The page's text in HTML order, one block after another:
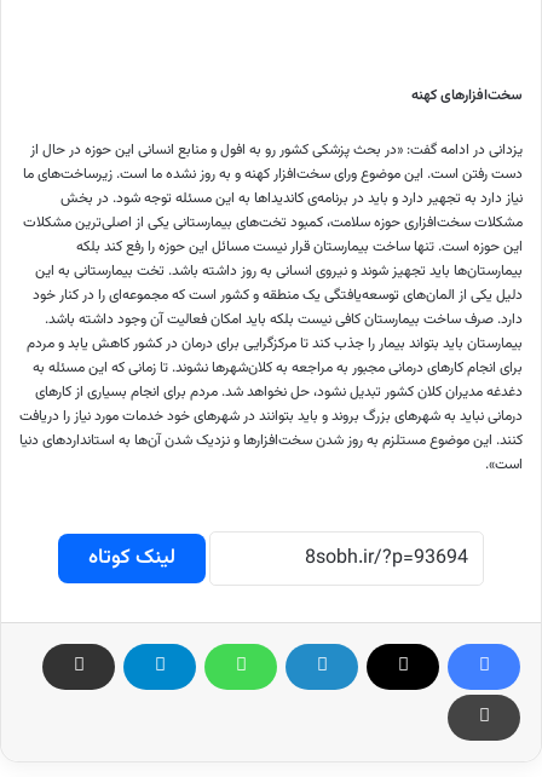
سخت‌افزار‌های کهنه
یزدانی در ادامه گفت: «در بحث پزشکی کشور رو به افول و منابع انسانی این حوزه در حال از
دست رفتن است. این موضوع ورای سخت‌افزار کهنه و به روز نشده ما است. زیرساخت‌های ما
نیاز دارد به تجهیر دارد و باید در برنامه‌ی کاندیدا‌ها به این مسئله توجه شود. در بخش
مشکلات سخت‌افزاری حوزه سلامت، کمبود تخت‌های بیمارستانی یکی از اصلی‌ترین مشکلات
این حوزه است. تنها ساخت بیمارستان قرار نیست مسائل این حوزه را رفع کند بلکه
بیمارستان‌ها باید تجهیز شوند و نیروی انسانی به روز داشته باشد. تخت بیمارستانی به این
دلیل یکی از المان‌های توسعه‌یافتگی یک منطقه و کشور است که مجموعه‌ای را در کنار خود
دارد. صرف ساخت بیمارستان کافی نیست بلکه باید امکان فعالیت آن وجود داشته باشد.
بیمارستان باید بتواند بیمار را جذب کند تا مرکزگرایی برای درمان در کشور کاهش یابد و مردم
برای انجام کار‌های درمانی مجبور به مراجعه به کلان‌شهر‌ها نشوند. تا زمانی که این مسئله به
دغدغه مدیران کلان کشور تبدیل نشود، حل نخواهد شد. مردم برای انجام بسیاری از کار‌های
درمانی نباید به شهر‌های بزرگ بروند و باید بتوانند در شهر‌های خود خدمات مورد نیاز را دریافت
کنند. این موضوع مستلزم به روز شدن سخت‌افزار‌ها و نزدیک شدن آن‌ها به استاندارد‌های دنیا
است».
لینک کوتاه